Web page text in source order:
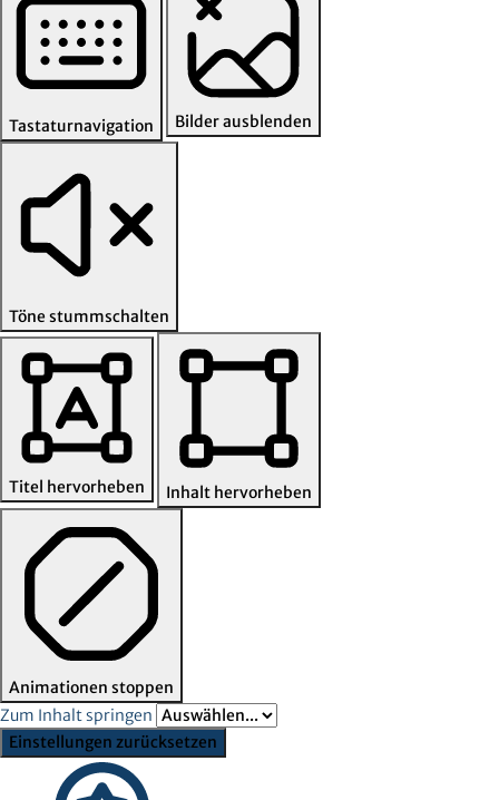
Tastaturnavigation Bilder ausblenden
Töne stummschalten
Titel hervorheben Inhalt hervorheben
Animationen stoppen
Zum Inhalt springen
Einstellungen zurücksetzen